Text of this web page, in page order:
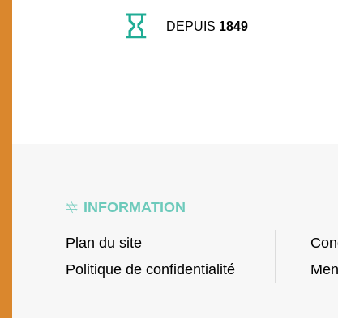
DEPUIS 1849
INFORMATION
Plan du site
Politique de confidentialité